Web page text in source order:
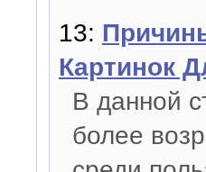
13:
Картинок
В данной
более